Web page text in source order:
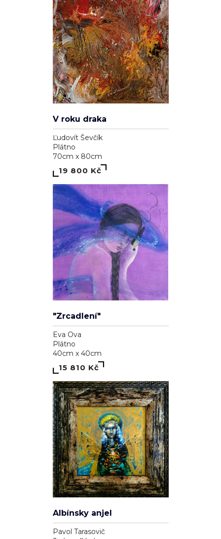
Ľudovít Ševčík
Plátno
70cm x 80cm
19 800 Kč
Eva Ova
Plátno
40cm x 40cm
15 810 Kč
Pavol Tarasovič
Jiný podklad
Soukromí a cookies
Používáme cookies pro analytiku (Google Analytics) a reklamní
cílení (Facebook Pixel, Google Ads), abychom zlepšili váš
zážitek a měřili účinnost kampaní. Funkční cookies (přihlášení,
košík) jsou nutné a vždy aktivní.Zásady ochrany osobních údajů
ODMÍTNOUT SOUHLASÍM